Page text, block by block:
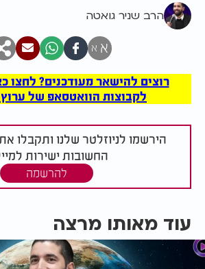
הרב שניר גואטה
א א
רוצים להישאר מעודכנים? לחצו
לקבוצות הוואטסאפ של ערוץ 2000 >>>
הירשמו לניוזלטר שלנו ותקבלו
החשובות ישירות
להרשמה
עוד מאותו מרצה